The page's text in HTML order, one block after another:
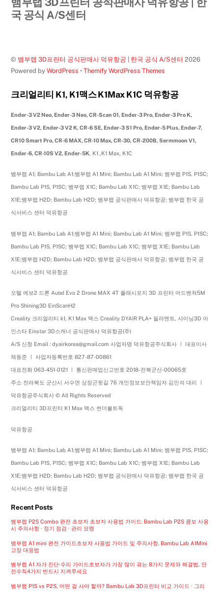
국 공식 A/S센터
© 뱀부랩 3D프린터 공식판매사 덕유항공 | 한국 공식 A/S센터 2026
Powered byWordPress •Themify WordPress Themes
크리얼리티 K1, K1맥스 K1Max K1C 덕유항공
Ender-3 V2 Neo, Ender-3 Neo, CR-Scan 01, Ender-3 Pro, Ender-3 Pro K,
Ender-3 V2, Ender-3 V2 K, CR-6 SE, Ender-3 S1 Pro, Ender-5 Plus, Ender-7,
CR10 Smart Pro, CR-6 MAX, CR-10 Max, CR-30, CR-200B, Sermmoon V1,
Ender-6, CR-10S V2, Ender-5K, K1 ,K1 Max, K1C
뱀부랩 A1; Bambu Lab A1;뱀부랩 A1 Mini; Bambu Lab A1 Mini; 뱀부랩 P1S, P1SC;
Bambu Lab P1S, P1SC; 뱀부랩 X1C; Bambu Lab X1C; 뱀부랩 X1E; Bambu Lab
X1E;뱀부랩 H2D; Bambu Lab H2D; 뱀부랩 공식판매사 덕유항공; 뱀부랩 한국 공
식서비스 센터 덕유항공
뱀부랩 A1; Bambu Lab A1;뱀부랩 A1 Mini; Bambu Lab A1 Mini; 뱀부랩 P1S, P1SC;
Bambu Lab P1S, P1SC; 뱀부랩 X1C; Bambu Lab X1C; 뱀부랩 X1E; Bambu Lab
X1E;뱀부랩 H2D; Bambu Lab H2D; 뱀부랩 공식판매사 덕유항공; 뱀부랩 한국 공
식서비스 센터 덕유항공
오텔 에보2 드론 Autel Evo 2 Drone MAX 4T 플래시포지 3D 프린터 어드벤쳐5M
Pro Shining3D EinScanH2
Creality 크리얼리티 k1, K1 Max 맥스 Creality DYAIR PLA+ 필라멘트, 샤이닝3D 아
인스타 Einstar 3D스캐너 공식판매사 덕유항공(주)
A/S 신청 Email : dyairkorea@gmail.com 사업자명 덕유항공주식회사 ㅣ 대표이사
채동준 ㅣ 사업자등록번호 827-87-00861
대표전화 063-451-0121 ㅣ 통신판매업신고번호 2018-전북군산-00065호
주소 전라북도 군산시 서수면 상장곤윗길 76 개인정보보안책임자 김민석 대리 ㅣ
덕유항공주식회사 © All Rights Reserved
크리얼리티 3D프린터 K1 Max 맥스 썬더볼트독
덕유항공
뱀부랩 A1; Bambu Lab A1;뱀부랩 A1 Mini; Bambu Lab A1 Mini; 뱀부랩 P1S, P1SC;
Bambu Lab P1S, P1SC; 뱀부랩 X1C; Bambu Lab X1C; 뱀부랩 X1E; Bambu Lab
X1E;뱀부랩 H2D; Bambu Lab H2D; 뱀부랩 공식판매사 덕유항공; 뱀부랩 한국 공
식서비스 센터 덕유항공
Recent Posts
뱀부랩 P2S Combo 완전 초보자 초보자 사용법 가이드. Bambu Lab P2S 콤보 사용
시 주의사항 · 정기 점검 · 관리 요령
뱀부랩 A1 mini 완전 가이드초보자 사용법 가이드 및 주의사항. Bambu Lab A1Mini
고장 대응법
뱀부랩 A1 자가 진단·수리 가이드초보자가 가장 많이 겪는 8가지 문제와 해결법, 안
전수칙4가지 반드시 지켜주세요
뱀부랩 P1S vs P2S, 어떤 걸 사야 할까? Bambu Lab 3D프린터 비교 가이드 · 그리